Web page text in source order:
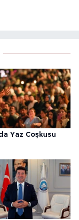
Yaz Coşkusu